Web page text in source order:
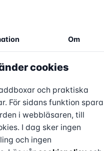
Om
cookies
och praktiska
För sidans funktion
i webbläsaren, till
I dag sker ingen
och ingen